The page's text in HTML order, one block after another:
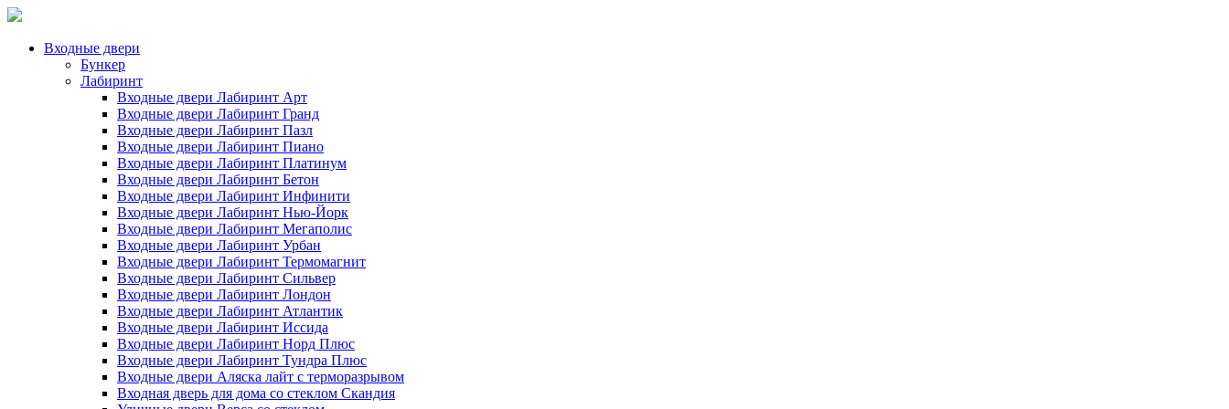
Входные двери
Бункер
Лабиринт
Входные двери Лабиринт Арт
Входные двери Лабиринт Гранд
Входные двери Лабиринт Пазл
Входные двери Лабиринт Пиано
Входные двери Лабиринт Платинум
Входные двери Лабиринт Бетон
Входные двери Лабиринт Инфинити
Входные двери Лабиринт Нью-Йорк
Входные двери Лабиринт Мегаполис
Входные двери Лабиринт Урбан
Входные двери Лабиринт Термомагнит
Входные двери Лабиринт Сильвер
Входные двери Лабиринт Лондон
Входные двери Лабиринт Атлантик
Входные двери Лабиринт Иссида
Входные двери Лабиринт Норд Плюс
Входные двери Лабиринт Тундра Плюс
Входные двери Аляска лайт с терморазрывом
Входная дверь для дома со стеклом Скандия